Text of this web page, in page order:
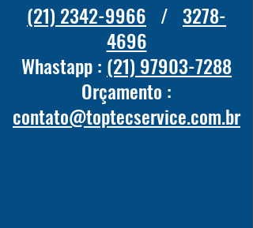
(21) 2342-9966 / 3278-
4696
Whastapp : (21) 97903-7288
Orçamento :
contato@toptecservice.com.br